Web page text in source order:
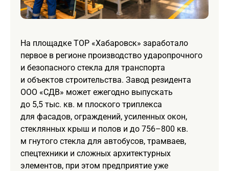
На площадке ТОР «Хабаровск» заработало
первое в регионе производство ударопрочного
и безопасного стекла для транспорта
и объектов строительства. Завод резидента
ООО «СДВ» может ежегодно выпускать
до 5,5 тыс. кв. м плоского триплекса
для фасадов, ограждений, усиленных окон,
стеклянных крыш и полов и до 756–800 кв.
м гнутого стекла для автобусов, трамваев,
спецтехники и сложных архитектурных
элементов, при этом предприятие уже